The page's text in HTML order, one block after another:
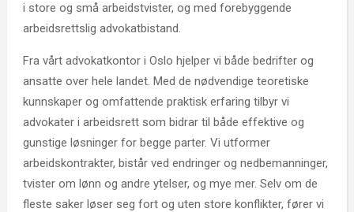
i store og små arbeidstvister, og med forebyggende
arbeidsrettslig advokatbistand.
Fra vårt advokatkontor i Oslo hjelper vi både bedrifter og
ansatte over hele landet. Med de nødvendige teoretiske
kunnskaper og omfattende praktisk erfaring tilbyr vi
advokater i arbeidsrett som bidrar til både effektive og
gunstige løsninger for begge parter. Vi utformer
arbeidskontrakter, bistår ved endringer og nedbemanninger,
tvister om lønn og andre ytelser, og mye mer. Selv om de
fleste saker løser seg fort og uten store konflikter, fører vi